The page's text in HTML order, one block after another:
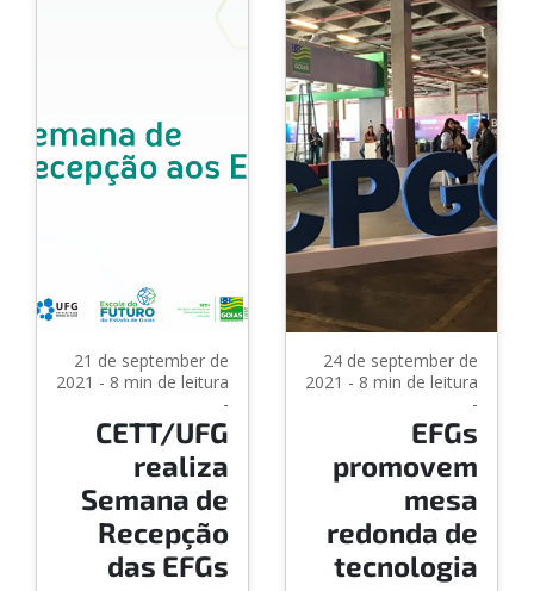
21 de september de
2021 - 8 min de leitura
-
CETT/UFG
realiza
Semana de
Recepção
das EFGs
24 de september de
2021 - 8 min de leitura
-
EFGs
promovem
mesa
redonda de
tecnologia